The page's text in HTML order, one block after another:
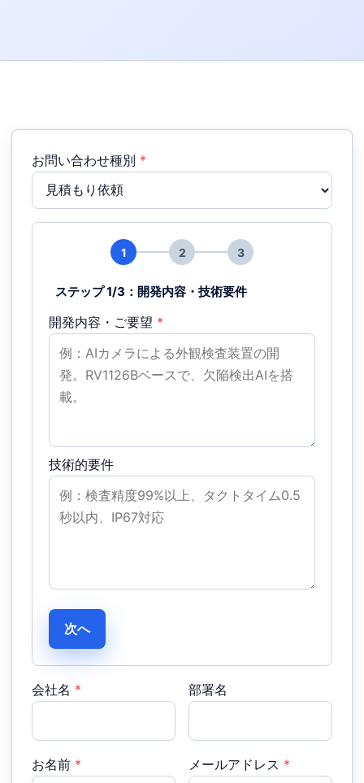
お問い合わせ種別 *
1 2 3
ステップ 1/3：開発内容・技術要件
開発内容・ご要望 *
技術的要件
次へ
会社名 * 部署名
お名前 * メールアドレス *